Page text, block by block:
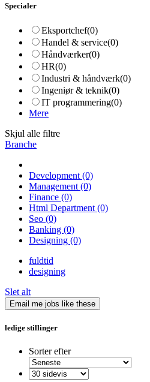
Specialer
Eksportchef(0)
Handel & service(0)
Håndværker(0)
HR(0)
Industri & håndværk(0)
Ingeniør & teknik(0)
IT programmering(0)
Mere
Skjul alle filtre
Branche
Development (0)
Management (0)
Finance (0)
Html Department (0)
Seo (0)
Banking (0)
Designing (0)
fuldtid
designing
Slet alt
Email me jobs like these
ledige stillinger
Sorter efter